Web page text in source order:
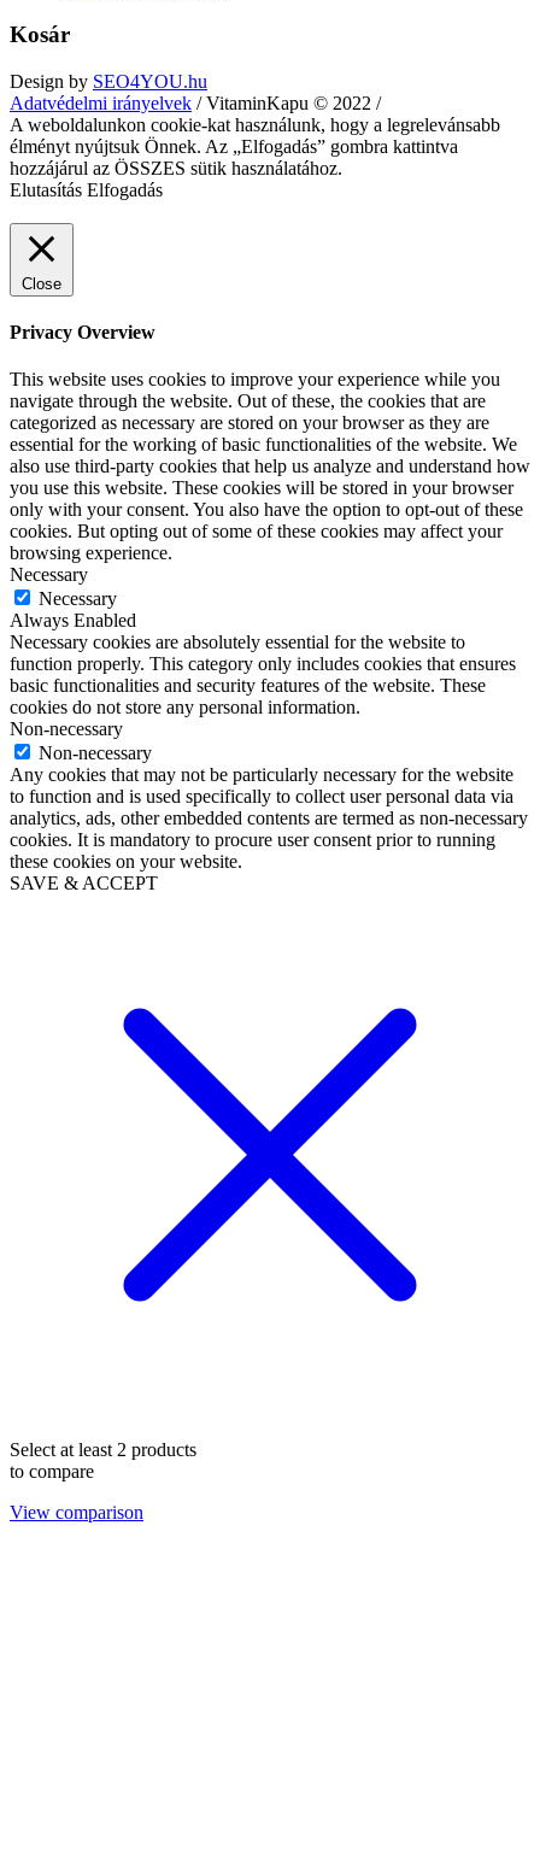
Kosár
Design by SEO4YOU.hu
Adatvédelmi irányelvek / VitaminKapu © 2022 /
A weboldalunkon cookie-kat használunk, hogy a legrelevánsabb
élményt nyújtsuk Önnek. Az „Elfogadás” gombra kattintva
hozzájárul az ÖSSZES sütik használatához.
Elutasítás Elfogadás
Close
Privacy Overview
This website uses cookies to improve your experience while you
navigate through the website. Out of these, the cookies that are
categorized as necessary are stored on your browser as they are
essential for the working of basic functionalities of the website. We
also use third-party cookies that help us analyze and understand how
you use this website. These cookies will be stored in your browser
only with your consent. You also have the option to opt-out of these
cookies. But opting out of some of these cookies may affect your
browsing experience.
Necessary
Necessary
Always Enabled
Necessary cookies are absolutely essential for the website to
function properly. This category only includes cookies that ensures
basic functionalities and security features of the website. These
cookies do not store any personal information.
Non-necessary
Non-necessary
Any cookies that may not be particularly necessary for the website
to function and is used specifically to collect user personal data via
analytics, ads, other embedded contents are termed as non-necessary
cookies. It is mandatory to procure user consent prior to running
these cookies on your website.
SAVE & ACCEPT
Select at least 2 products
to compare
View comparison